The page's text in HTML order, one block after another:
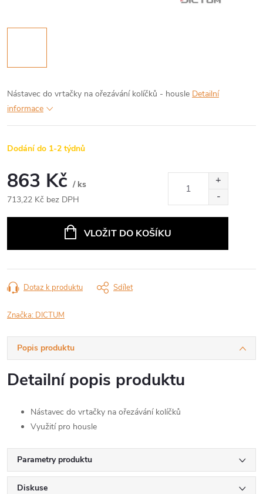
Nástavec do vrtačky na ořezávání kolíčků - housle Detailní
informace
Dodání do 1-2 týdnů
863 Kč / ks
713,22 Kč bez DPH
VLOŽIT DO KOŠÍKU
Dotaz k produktu Sdílet
Značka: DICTUM
Popis produktu
Detailní popis produktu
Nástavec do vrtačky na ořezávání kolíčků
Využití pro housle
Parametry produktu
Diskuse